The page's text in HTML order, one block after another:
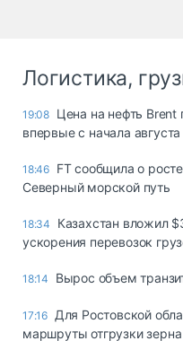
Логистика,
19:08 Цена на нефть
впервые с начала августа
18:46 FT сообщила о
Северный морской путь
18:34
Казахстан вложил
ускорения перевозок
18:14 Вырос объем
17:16 Для Ростовской
маршруты отгрузки зерна